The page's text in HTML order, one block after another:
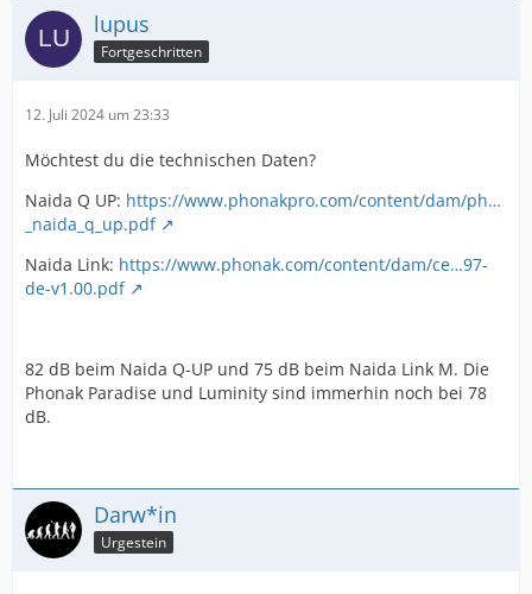
lupus
Fortgeschritten
12. Juli 2024 um 23:33
Möchtest du die technischen Daten?
Naida Q UP: https://www.phonakpro.com/content/dam/ph…
_naida_q_up.pdf
Naida Link: https://www.phonak.com/content/dam/ce…97-
de-v1.00.pdf
82 dB beim Naida Q-UP und 75 dB beim Naida Link M. Die
Phonak Paradise und Luminity sind immerhin noch bei 78
dB.
Darw*in
Urgestein